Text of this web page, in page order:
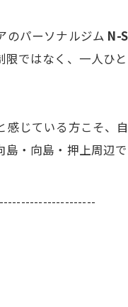
のパーソナルジム N-
ではなく、一人ひ
じている方こそ、
・向島・押上周辺